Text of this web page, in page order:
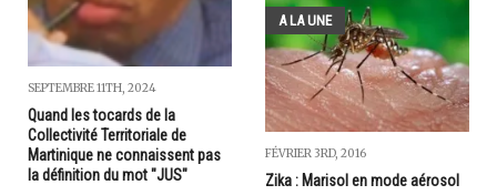
SEPTEMBRE 11TH, 2024
Quand les tocards de la
Collectivité Territoriale de
Martinique ne connaissent pas
la définition du mot "JUS"
A LA UNE
FÉVRIER 3RD, 2016
Zika : Marisol en mode aérosol